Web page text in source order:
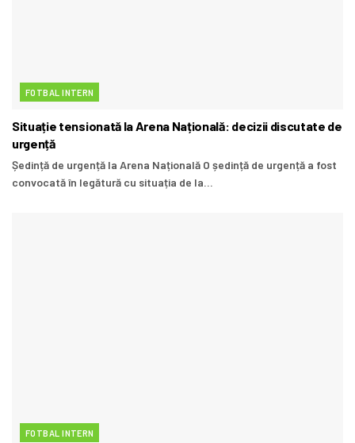
FOTBAL INTERN
Situație tensionată la Arena Națională: decizii discutate de
urgență
Ședință de urgență la Arena Națională O ședință de urgență a fost
convocată în legătură cu situația de la...
FOTBAL INTERN